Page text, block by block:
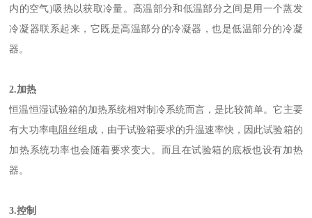
内的空气)吸热以获取冷量。高温部分和低温部分之间是用一个蒸发
冷凝器联系起来，它既是高温部分的冷凝器，也是低温部分的冷凝
器。
2.加热
恒温恒湿试验箱的加热系统相对制冷系统而言，是比较简单。它主要
有大功率电阻丝组成，由于试验箱要求的升温速率快，因此试验箱的
加热系统功率也会随着要求变大。而且在试验箱的底板也设有加热
器。
3.控制